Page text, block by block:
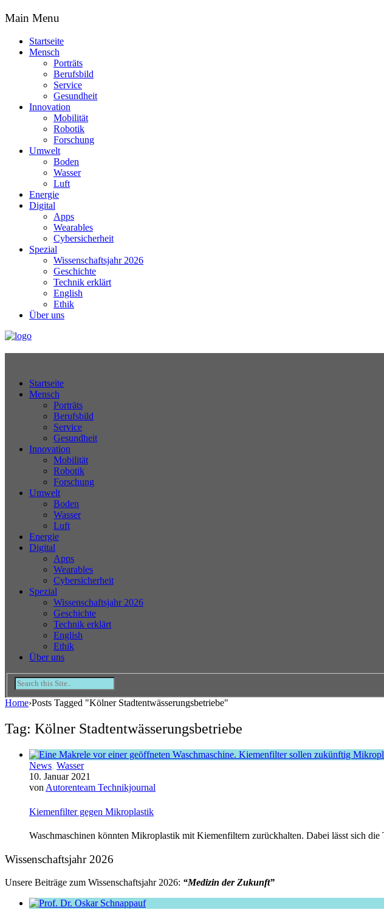
Main Menu
Startseite
Mensch
Porträts
Berufsbild
Service
Gesundheit
Innovation
Mobilität
Robotik
Forschung
Umwelt
Boden
Wasser
Luft
Energie
Digital
Apps
Wearables
Cybersicherheit
Spezial
Wissenschaftsjahr 2026
Geschichte
Technik erklärt
English
Ethik
Über uns
Startseite
Mensch
Porträts
Berufsbild
Service
Gesundheit
Innovation
Mobilität
Robotik
Forschung
Umwelt
Boden
Wasser
Luft
Energie
Digital
Apps
Wearables
Cybersicherheit
Spezial
Wissenschaftsjahr 2026
Geschichte
Technik erklärt
English
Ethik
Über uns
Home›Posts Tagged "Kölner Stadtentwässerungsbetriebe"
Tag: Kölner Stadtentwässerungsbetriebe
News, Wasser
10. Januar 2021
von Autorenteam Technikjournal
Kiemenfilter gegen Mikroplastik
Waschmaschinen könnten Mikroplastik mit Kiemenfiltern zurückhalten. Dabei lässt sich
Wissenschaftsjahr 2026
Unsere Beiträge zum Wissenschaftsjahr 2026: “Medizin der Zukunft”